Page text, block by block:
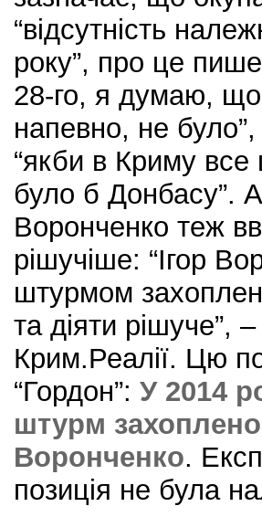
“відсутність
року”, про це
28-го, я думаю, що
напевно, не
“якби в Криму
було б Донбасу”.
Воронченко теж
рішучіше: “Ігор
штурмом
та діяти рішуче”,
Крим.Реалії. Цю
“Гордон”: У 2014
штурм
Воронченко.
позиція не була